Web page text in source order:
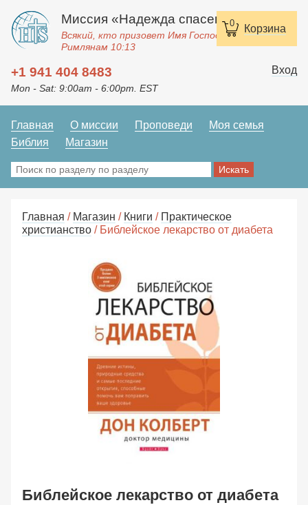
0 Корзина
Миссия «Надежда спасения»
Всякий, кто призовет Имя Господне, спасется.
Римлянам 10:13
+1 941 404 8483
Mon - Sat: 9:00am - 6:00pm. EST
Вход
Главная О миссии Проповеди
Моя семья
Библия
Магазин
Главная / Магазин / Книги / Практическое
христианство / Библейское лекарство от диабета
Библейское лекарство от диабета